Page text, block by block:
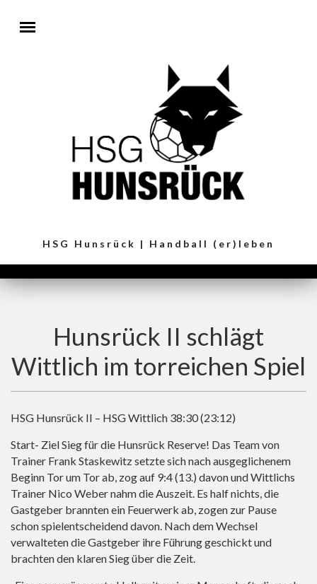
HSG Hunsrück | Handball (er)leben
Hunsrück II schlägt
Wittlich im torreichen Spiel
HSG Hunsrück II – HSG Wittlich 38:30 (23:12)
Start- Ziel Sieg für die Hunsrück Reserve! Das Team von
Trainer Frank Staskewitz setzte sich nach ausgeglichenem
Beginn Tor um Tor ab, zog auf 9:4 (13.) davon und Wittlichs
Trainer Nico Weber nahm die Auszeit. Es half nichts, die
Gastgeber brannten ein Feuerwerk ab, zogen zur Pause
schon spielentscheidend davon. Nach dem Wechsel
verwalteten die Gastgeber ihre Führung geschickt und
brachten den klaren Sieg über die Zeit.